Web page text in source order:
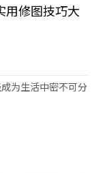
用修图技巧大
为生活中密不可分